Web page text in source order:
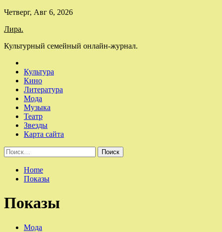
Skip
content
Четверг, Авг 6, 2026
Лира.
Культурный семейный онлайн-журнал.
Культура
Кино
Литература
Мода
Музыка
Театр
Звезды
Карта сайта
Найти:
Home
Показы
Показы
Мода